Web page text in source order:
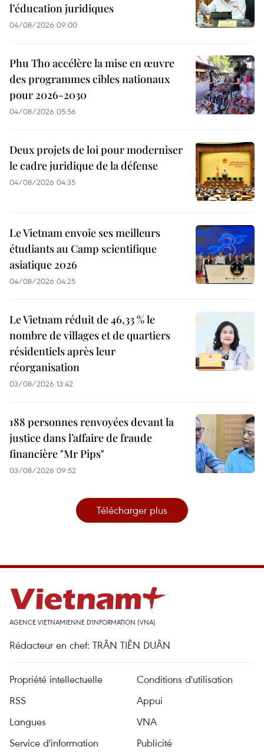
l’éducation juridiques
04/08/2026 09:00
Phu Tho accélère la mise en œuvre
des programmes cibles nationaux
pour 2026-2030
04/08/2026 05:56
Deux projets de loi pour moderniser
le cadre juridique de la défense
04/08/2026 04:35
Le Vietnam envoie ses meilleurs
étudiants au Camp scientifique
asiatique 2026
04/08/2026 04:25
Le Vietnam réduit de 46,33 % le
nombre de villages et de quartiers
résidentiels après leur
réorganisation
03/08/2026 13:42
188 personnes renvoyées devant la
justice dans l’affaire de fraude
financière "Mr Pips"
03/08/2026 09:52
Télécharger plus
AGENCE VIETNAMIENNE D'INFORMATION (VNA)
Rédacteur en chef: TRÂN TIÊN DUÂN
Propriété intellectuelle
Conditions d'utilisation
RSS
Appui
Langues
VNA
Service d'information
Publicité